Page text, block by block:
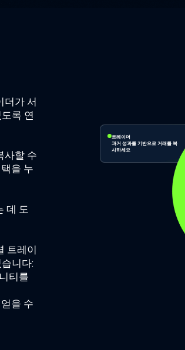
더가 서
록 연
사할 수
을 누
데 도
트레이
니다:
티를
을 수
트레이더
과거 성과를 기반으로 거래를 복
사하세요